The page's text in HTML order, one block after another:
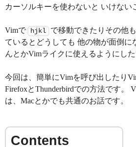
カーソルキーを使わないと いけない
Vimで hjkl
で移動できたりその他
ているとどうしても 他の物が面倒に
んとかVimライクに使えるようにした
今回は、簡単にVimを呼び出したり
FirefoxとThunderbirdでの方法です。
は、Macとかでも共通のお話です。